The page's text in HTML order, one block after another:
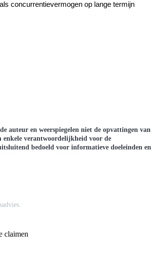
concurrentievermogen op lange termijn
auteur en weerspiegelen niet de opvattingen van
verantwoordelijkheid voor de
bedoeld voor informatieve doeleinden en
claimen